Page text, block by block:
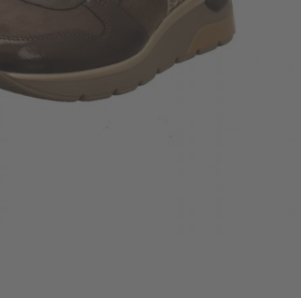
Pflege und Leisten -
Outdoor
Sandalen Komfort
Sneaker Komfort
Stiefel Komfort
Stiefeletten Komfort